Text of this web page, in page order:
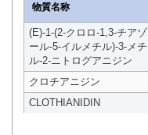
物質名称
(E)-1-(2-クロロ-1,3-チアゾ
ール-5-イルメチル)-3-メチ
ル-2-ニトログアニジン
クロチアニジン
CLOTHIANIDIN